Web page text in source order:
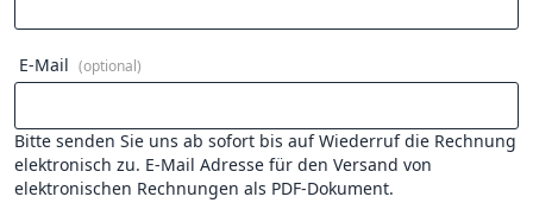
E-Mail (optional)
Bitte senden Sie uns ab sofort bis auf Wiederruf die Rechnung
elektronisch zu. E-Mail Adresse für den Versand von
elektronischen Rechnungen als PDF-Dokument.